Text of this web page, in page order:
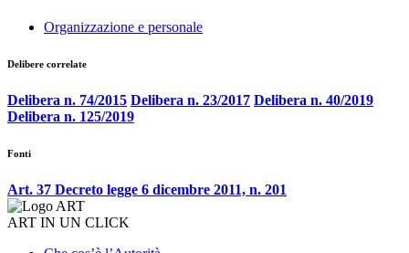
Organizzazione e personale
Delibere correlate
Delibera n. 74/2015 Delibera n. 23/2017 Delibera n. 40/2019
Delibera n. 125/2019
Fonti
Art. 37 Decreto legge 6 dicembre 2011, n. 201
ART IN UN CLICK